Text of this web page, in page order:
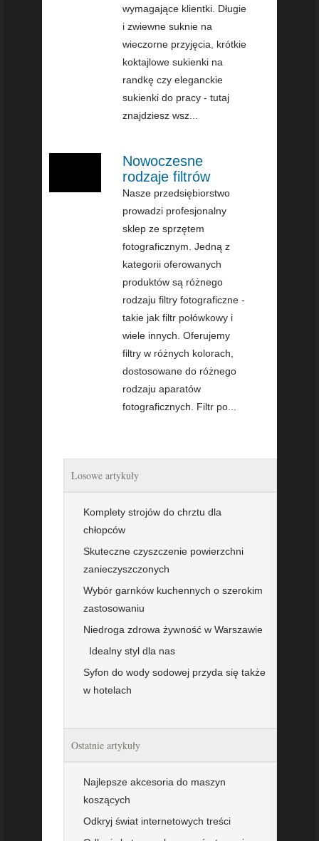
wymagające klientki. Długie
i zwiewne suknie na
wieczorne przyjęcia, krótkie
koktajlowe sukienki na
randkę czy eleganckie
sukienki do pracy - tutaj
znajdziesz wsz...
Nowoczesne
rodzaje filtrów
Nasze przedsiębiorstwo
prowadzi profesjonalny
sklep ze sprzętem
fotograficznym. Jedną z
kategorii oferowanych
produktów są różnego
rodzaju filtry fotograficzne -
takie jak filtr połówkowy i
wiele innych. Oferujemy
filtry w różnych kolorach,
dostosowane do różnego
rodzaju aparatów
fotograficznych. Filtr po...
Losowe artykuły
Komplety strojów do chrztu dla
chłopców
Skuteczne czyszczenie powierzchni
zanieczyszczonych
Wybór garnków kuchennych o szerokim
zastosowaniu
Niedroga zdrowa żywność w Warszawie
Idealny styl dla nas
Syfon do wody sodowej przyda się także
w hotelach
Ostatnie artykuły
Najlepsze akcesoria do maszyn
koszących
Odkryj świat internetowych treści